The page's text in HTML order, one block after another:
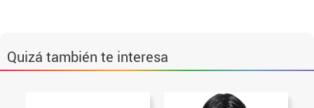
Quizá también te interesa